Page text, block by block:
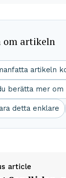
om artikeln
artikeln
berätta mer
detta enklare
article